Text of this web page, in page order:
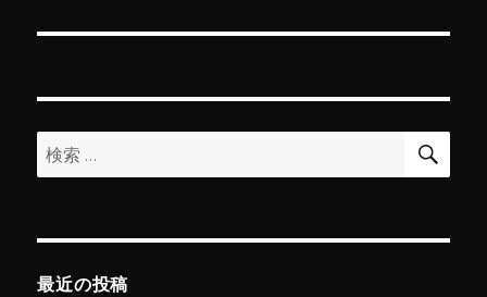
ー
ン
投
検
索:
検
最近の投稿